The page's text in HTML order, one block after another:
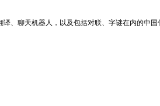
、聊天机器人，以及包括对联、字谜在内的中